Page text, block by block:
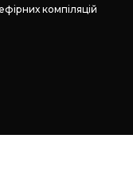
компіляцій